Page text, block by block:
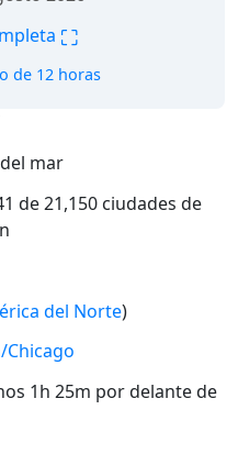
⛶
de 12 horas
mar
de 21,150 ciudades de
del Norte)
Chicago
1h 25m por delante de